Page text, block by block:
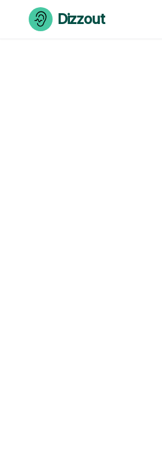
Skip to content
Dizzout